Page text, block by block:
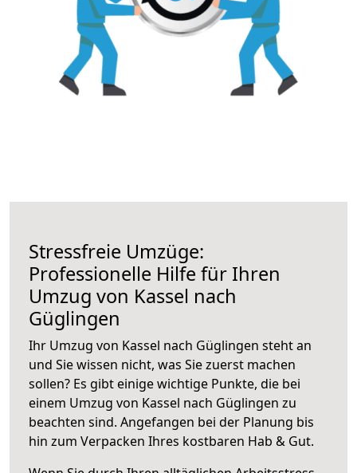
Stressfreie Umzüge:
Professionelle Hilfe für Ihren
Umzug von Kassel nach
Güglingen
Ihr Umzug von Kassel nach Güglingen steht an
und Sie wissen nicht, was Sie zuerst machen
sollen? Es gibt einige wichtige Punkte, die bei
einem Umzug von Kassel nach Güglingen zu
beachten sind. Angefangen bei der Planung bis
hin zum Verpacken Ihres kostbaren Hab & Gut.